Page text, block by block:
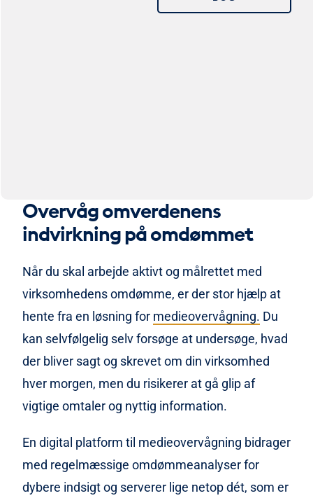
Overvåg omverdenens
indvirkning på omdømmet
Når du skal arbejde aktivt og målrettet med
virksomhedens omdømme, er der stor hjælp at
hente fra en løsning for medieovervågning. Du
kan selvfølgelig selv forsøge at undersøge, hvad
der bliver sagt og skrevet om din virksomhed
hver morgen, men du risikerer at gå glip af
vigtige omtaler og nyttig information.
En digital platform til medieovervågning bidrager
med regelmæssige omdømmeanalyser for
dybere indsigt og serverer lige netop dét, som er